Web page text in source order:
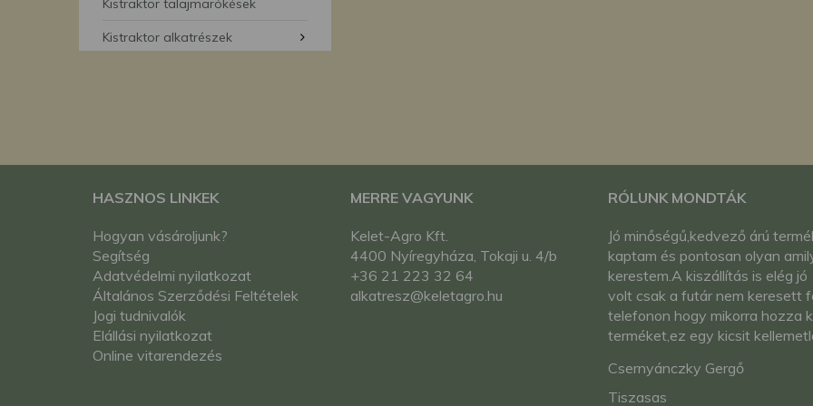
Kistraktor talajmarókések
Kistraktor alkatrészek
HASZNOS LINKEK
Hogyan vásároljunk?
Segítség
Adatvédelmi nyilatkozat
Általános Szerződési Feltételek
Jogi tudnivalók
Elállási nyilatkozat
Online vitarendezés
MERRE VAGYUNK
Kelet-Agro Kft.
4400 Nyíregyháza, Tokaji u. 4/b
+36 21 223 32 64
alkatresz@keletagro.hu
RÓLUNK MONDTÁK
Jó minőségű,kedvező árú
kaptam és pontosan olyan
kerestem.A kiszállítás is elég jó
volt csak a futár nem keresett
telefonon hogy mikorra hozza
terméket,ez egy kicsit
kiszállítás.A csomagolás kissé
vicces volt mert a csomag 95%-
Csernyánczky Gergő
Tiszasas